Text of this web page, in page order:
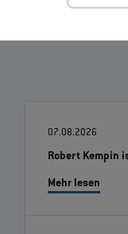
07.08.2026
Robert Kempin
Mehr lesen